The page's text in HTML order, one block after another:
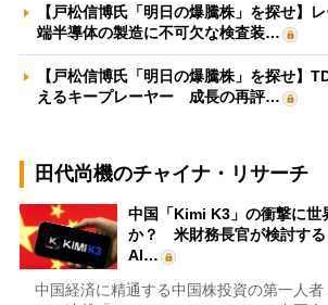
【戸松信博氏「明日の爆騰株」を探せ】
端半導体の製造に不可欠な検査装…
【戸松信博氏「明日の爆騰株」を探せ】
えるキープレーヤー 成長の再評…
田代尚機のチャイナ・リサーチ
中国「Kimi K3」の衝撃に世
か？ 米財務長官が検討する
AI…
中国経済に精通する中国株投資の第一人者